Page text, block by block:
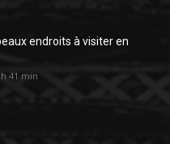
endroits à visiter en
41 min